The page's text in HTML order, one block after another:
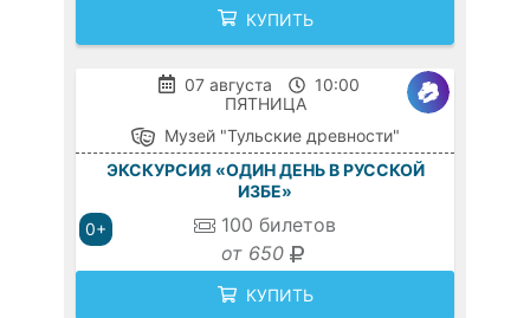
КУПИТЬ
07 августа
10:00
ПЯТНИЦА
0+
Музей "Тульские древности"
ЭКСКУРСИЯ «ОДИН ДЕНЬ В РУССКОЙ
ИЗБЕ»
100 билетов
от 650
КУПИТЬ